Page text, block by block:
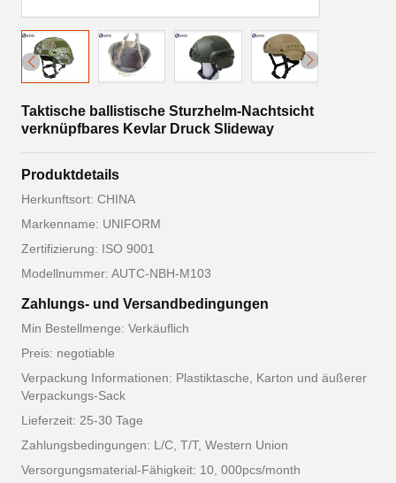
Taktische ballistische Sturzhelm-Nachtsicht
verknüpfbares Kevlar Druck Slideway
Produktdetails
Herkunftsort: CHINA
Markenname: UNIFORM
Zertifizierung: ISO 9001
Modellnummer: AUTC-NBH-M103
Zahlungs- und Versandbedingungen
Min Bestellmenge: Verkäuflich
Preis: negotiable
Verpackung Informationen: Plastiktasche, Karton und äußerer
Verpackungs-Sack
Lieferzeit: 25-30 Tage
Zahlungsbedingungen: L/C, T/T, Western Union
Versorgungsmaterial-Fähigkeit: 10, 000pcs/month